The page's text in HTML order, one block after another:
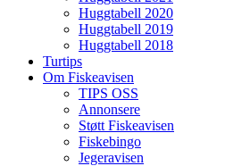
Huggtabell 2020
Huggtabell 2019
Huggtabell 2018
Turtips
Om Fiskeavisen
TIPS OSS
Annonsere
Støtt Fiskeavisen
Fiskebingo
Jegeravisen